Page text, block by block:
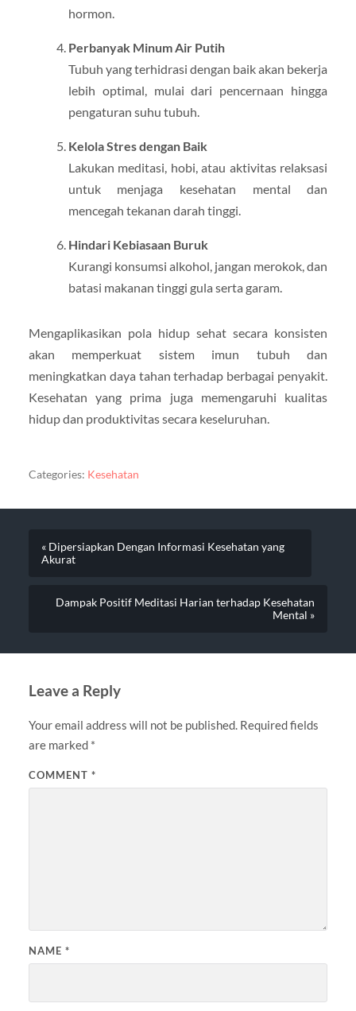
hormon.
Perbanyak Minum Air Putih
Tubuh yang terhidrasi dengan baik akan bekerja
lebih optimal, mulai dari pencernaan hingga
pengaturan suhu tubuh.
Kelola Stres dengan Baik
Lakukan meditasi, hobi, atau aktivitas relaksasi
untuk menjaga kesehatan mental dan
mencegah tekanan darah tinggi.
Hindari Kebiasaan Buruk
Kurangi konsumsi alkohol, jangan merokok, dan
batasi makanan tinggi gula serta garam.
Mengaplikasikan pola hidup sehat secara konsisten
akan memperkuat sistem imun tubuh dan
meningkatkan daya tahan terhadap berbagai penyakit.
Kesehatan yang prima juga memengaruhi kualitas
hidup dan produktivitas secara keseluruhan.
Categories: Kesehatan
« Dipersiapkan Dengan Informasi Kesehatan yang
Akurat
Dampak Positif Meditasi Harian terhadap Kesehatan
Mental »
Leave a Reply
Your email address will not be published. Required fields
are marked *
COMMENT *
NAME *